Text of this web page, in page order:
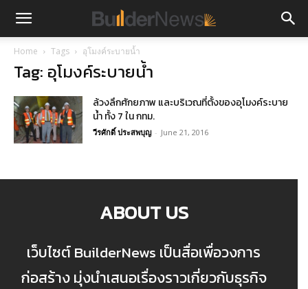
Home Tags อุโมงค์ระบายน้ำ
Tag: อุโมงค์ระบายน้ำ
ล้วงลึกศักยภาพ และบริเวณที่ตั้งของอุโมงค์ระบาย
น้ำ ทั้ง 7 ใน กทม.
วีรศักดิ์ ประสพบุญ - June 21, 2016
ABOUT US
เว็บไซต์ BuilderNews เป็นสื่อเพื่อวงการ
ก่อสร้าง มุ่งนำเสนอเรื่องราวเกี่ยวกับธุรกิจ